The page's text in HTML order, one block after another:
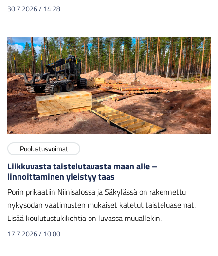
30.7.2026/ 14:28
Puolustusvoimat
Liikkuvasta taistelutavasta maan alle –
linnoittaminen yleistyy taas
Porin prikaatiin Niinisalossa ja Säkylässä on rakennettu
nykysodan vaatimusten mukaiset katetut taisteluasemat.
Lisää koulutustukikohtia on luvassa muuallekin.
17.7.2026/ 10:00